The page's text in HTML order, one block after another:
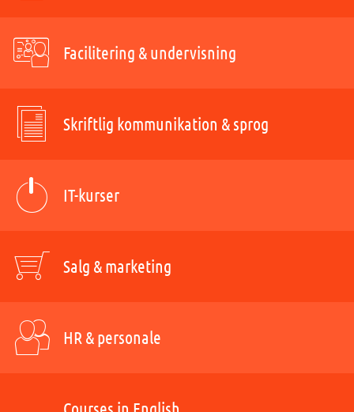
Facilitering & undervisning
Skriftlig kommunikation & sprog
IT-kurser
Salg & marketing
HR & personale